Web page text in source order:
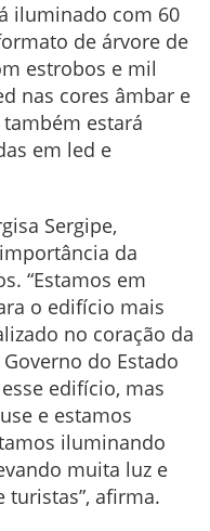
iluminado com 60
de árvore de
estrobos e mil
nas cores âmbar e
estará
em led e
Sergipe,
da
“Estamos em
o edifício mais
no coração da
do Estado
edifício, mas
e estamos
iluminando
muita luz e
turistas”, afirma.